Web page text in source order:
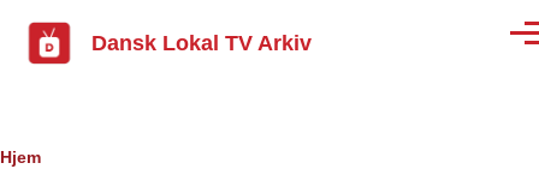
Dansk Lokal TV Arkiv
Brødkrumme
Hjem